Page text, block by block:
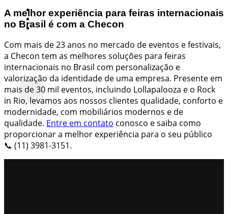
Portfólio
Blog
Orçamento
X
A melhor experiência para feiras internacionais
no Brasil é com a Checon
Com mais de 23 anos no mercado de eventos e festivais,
a Checon tem as melhores soluções para feiras
internacionais no Brasil com personalização e
valorização da identidade de uma empresa. Presente em
mais de 30 mil eventos, incluindo Lollapalooza e o Rock
in Rio, levamos aos nossos clientes qualidade, conforto e
modernidade, com mobiliários modernos e de
qualidade. Entre em contato conosco e saiba como
proporcionar a melhor experiência para o seu público
📞 (11) 3981-3151.